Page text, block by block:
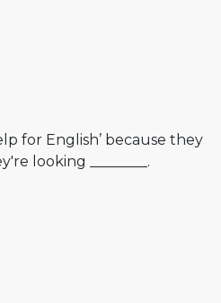
for English’ because they
looking ________.